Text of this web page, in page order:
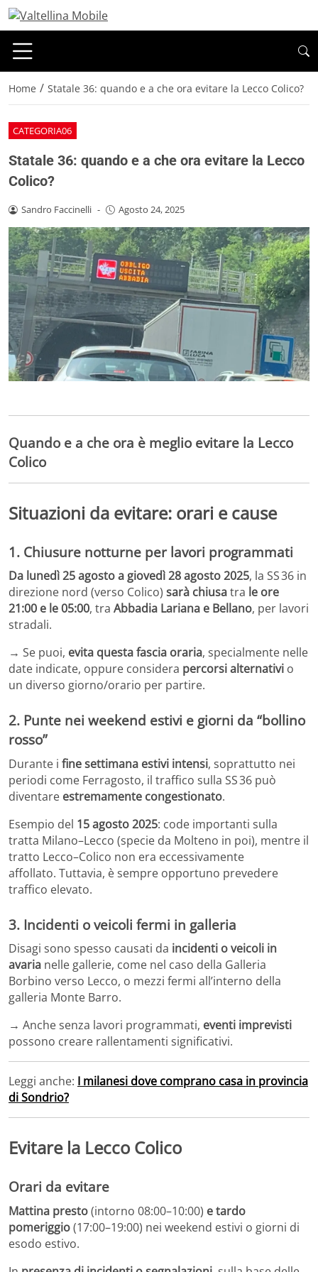
Home / Statale 36: quando e a che ora evitare la Lecco Colico?
CATEGORIA06
Statale 36: quando e a che ora evitare la Lecco
Colico?
Sandro Faccinelli - Agosto 24, 2025
Quando e a che ora è meglio evitare la Lecco
Colico
Situazioni da evitare: orari e cause
1. Chiusure notturne per lavori programmati
Da lunedì 25 agosto a giovedì 28 agosto 2025, la SS 36 in
direzione nord (verso Colico) sarà chiusatra le ore
21:00 e le 05:00, tra Abbadia Lariana e Bellano, per lavori
stradali.
→ Se puoi, evita questa fascia oraria, specialmente nelle
date indicate, oppure considera percorsi alternativi o
un diverso giorno/orario per partire.
2. Punte nei weekend estivi e giorni da “bollino
rosso”
Durante i fine settimana estivi intensi, soprattutto nei
periodi come Ferragosto, il traffico sulla SS 36 può
diventare estremamente congestionato.
Esempio del 15 agosto 2025: code importanti sulla
tratta Milano–Lecco (specie da Molteno in poi), mentre il
tratto Lecco–Colico non era eccessivamente
affollato. Tuttavia, è sempre opportuno prevedere
traffico elevato.
3. Incidenti o veicoli fermi in galleria
Disagi sono spesso causati da incidenti o veicoli in
avaria nelle gallerie, come nel caso della Galleria
Borbino verso Lecco, o mezzi fermi all’interno della
galleria Monte Barro.
→ Anche senza lavori programmati, eventi imprevisti
possono creare rallentamenti significativi.
Leggi anche: I milanesi dove comprano casa in provincia
di Sondrio?
Evitare la Lecco Colico
Orari da evitare
Mattina presto(intorno 08:00–10:00) e tardo
pomeriggio(17:00–19:00) nei weekend estivi o giorni di
esodo estivo.